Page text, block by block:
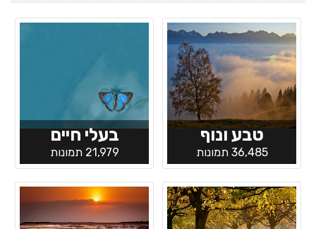
טבע ונוף
36,485 תמונות
בעלי חיים
21,979 תמונות